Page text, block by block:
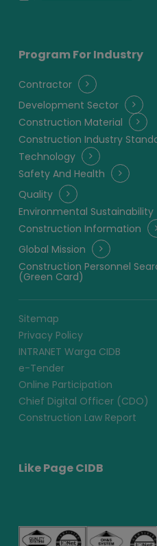
Program For Industry
Contractor
Development Sector
Construction Material
Construction Industry
Technology
Safety And Health
Quality
Environmental Sustainability
Construction Information
Global Mission
Construction Personnel
(Green Card)
Sitemap
Privacy Policy
INTRANET Warga CIDB
e-Tender
Online Participation
Chief Digital Officer (CDO)
Construction Law Report
Like Page CIDB